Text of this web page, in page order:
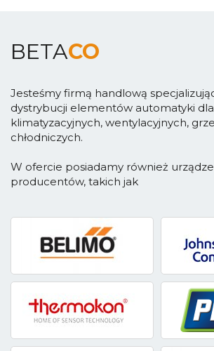
BETACO
Jesteśmy firmą handlową
dystrybucji elementów automatyki dla
klimatyzacyjnych, wentylacyjnych,
chłodniczych.
W ofercie posiadamy również
producentów, takich jak